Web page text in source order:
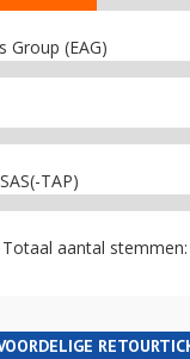
Group (EAG)
TAP)
Totaal aantal